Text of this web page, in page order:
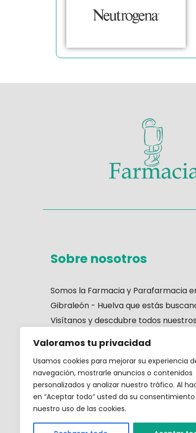
Valoramos tu privacidad
Usamos cookies para mejorar su experiencia
navegación, mostrarle anuncios o contenidos
personalizados y analizar nuestro tráfico. Al
en “Aceptar todo” usted da su
nuestro uso de las cookies.
Sobre nosotros
Somos la Farmacia y Parafarmacia
Gibraleón - Huelvaque estás
Visítanos y descdubre todos nuestros